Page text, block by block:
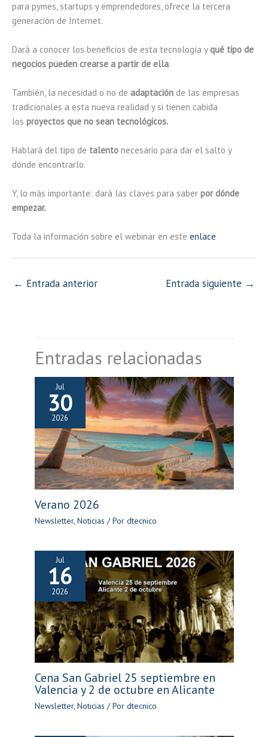
para pymes, startups y emprendedores, ofrece la tercera
generación de Internet.
Dará a conocer los beneficios de esta tecnología yqué tipo de
negocios pueden crearse a partir de ella.
También, la necesidad o no de adaptación de las empresas
tradicionales a esta nueva realidad y si tienen cabida
los proyectos que no sean tecnológicos.
Hablará del tipo de talento necesario para dar el salto y
dónde encontrarlo.
Y, lo más importante: dará las claves para saber por dónde
empezar.
Toda la información sobre el webinar en este enlace
← Entrada anterior Entrada siguiente →
Entradas relacionadas
Jul
30
2026
Verano 2026
Newsletter, Noticias / Por dtecnico
Jul
16
2026
Cena San Gabriel 25 septiembre en
Valencia y 2 de octubre en Alicante
Newsletter, Noticias / Por dtecnico